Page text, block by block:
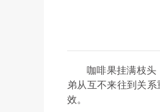
咖啡果挂满枝头
弟从互不来往到关
效。